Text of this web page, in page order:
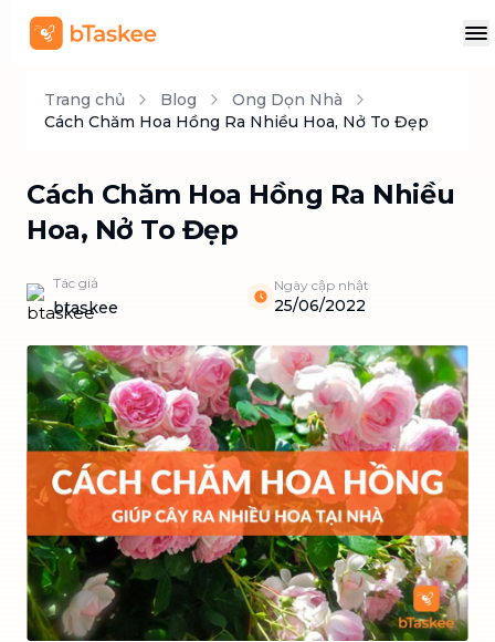
Trang chủ Blog
Ong Dọn Nhà
Cách Chăm Hoa Hồng Ra Nhiều Hoa, Nở To Đẹp
Cách Chăm Hoa Hồng Ra Nhiều
Hoa, Nở To Đẹp
Tác giả
btaskee
Ngày cập nhật
25/06/2022